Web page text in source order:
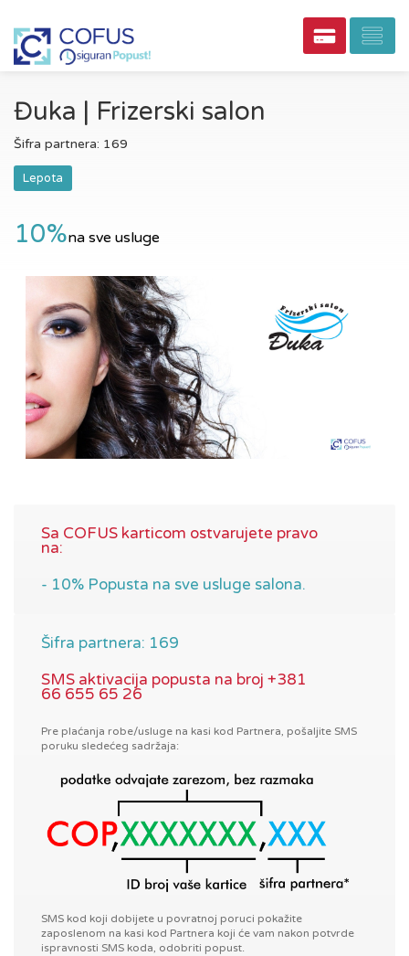
Đuka | Frizerski salon
Šifra partnera: 169
Lepota
10%na sve usluge
Sa COFUS karticom ostvarujete pravo
na:
- 10% Popusta na sve usluge salona.
Šifra partnera: 169
SMS aktivacija popusta na broj +381
66 655 65 26
Pre plaćanja robe/usluge na kasi kod Partnera, pošaljite SMS
poruku sledećeg sadržaja:
SMS kod koji dobijete u povratnoj poruci pokažite
zaposlenom na kasi kod Partnera koji će vam nakon potvrde
ispravnosti SMS koda, odobriti popust.